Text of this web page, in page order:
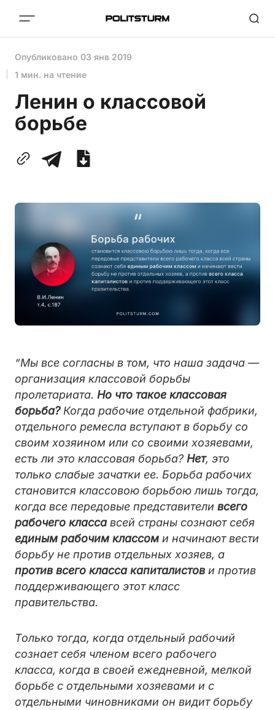
Опубликовано 03 янв 2019
1 мин. на чтение
Ленин о классовой
борьбе
“Мы все согласны в том, что наша задача —
организация классовой борьбы
пролетариата. Но что такое классовая
борьба?Когда рабочие отдельной фабрики,
отдельного ремесла вступают в борьбу со
своим хозяином или со своими хозяевами,
есть ли это классовая борьба? Нет, это
только слабые зачатки ее. Борьба рабочих
становится классовою борьбою лишь тогда,
когда все передовые представители всего
рабочего классавсей страны сознают себя
единым рабочим классом и начинают вести
борьбу не против отдельных хозяев, а
против всего класса капиталистов и против
поддерживающего этот класс
правительства.
Только тогда, когда отдельный рабочий
сознает себя членом всего рабочего
класса, когда в своей ежедневной, мелкой
борьбе с отдельными хозяевами и с
отдельными чиновниками он видит борьбу